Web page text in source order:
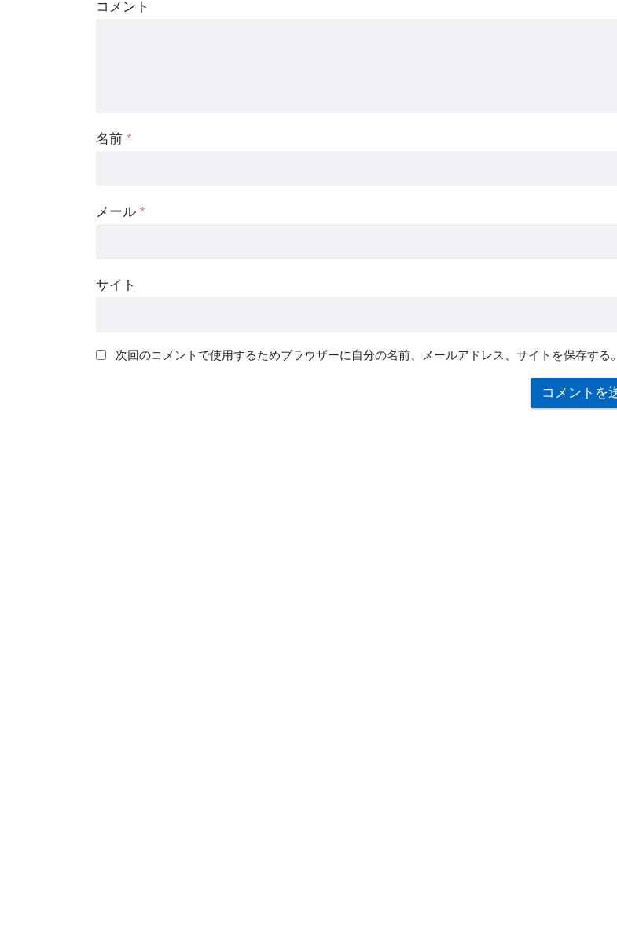
コメント
名前 *
メール *
サイト
次回のコメントで使用するためブラウザーに自分の名前、メールアドレス、サイトを保存する。